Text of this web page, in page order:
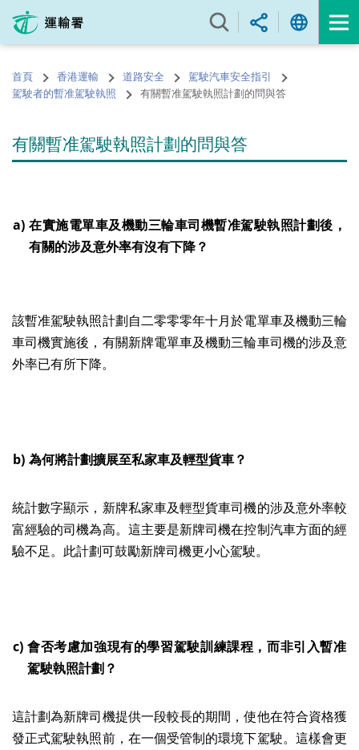
內
的
開
首頁 香港運輸 道路安全
駕駛汽車安全指引
駕駛者的暫准駕駛執照
有關暫准駕駛執照計劃的問與答
有關暫准駕駛執照計劃的問與答
a) 在實施電單車及機動三輪車司機暫准駕駛執照計劃後，
有關的涉及意外率有沒有下降？
該暫准駕駛執照計劃自二零零零年十月於電單車及機動三輪
車司機實施後，有關新牌電單車及機動三輪車司機的涉及意
外率已有所下降。
b) 為何將計劃擴展至私家車及輕型貨車？
統計數字顯示，新牌私家車及輕型貨車司機的涉及意外率較
富經驗的司機為高。這主要是新牌司機在控制汽車方面的經
驗不足。此計劃可鼓勵新牌司機更小心駕駛。
c) 會否考慮加強現有的學習駕駛訓練課程，而非引入暫准
駕駛執照計劃？
這計劃為新牌司機提供一段較長的期間，使他在符合資格獲
發正式駕駛執照前，在一個受管制的環境下駕駛。這樣會更